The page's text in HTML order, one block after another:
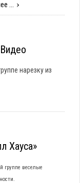
...
нарезку из
Хауса»
группе веселые